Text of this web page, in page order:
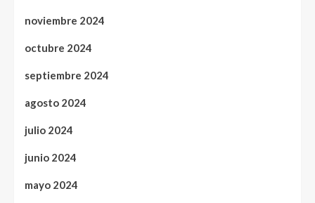
noviembre 2024
octubre 2024
septiembre 2024
agosto 2024
julio 2024
junio 2024
mayo 2024